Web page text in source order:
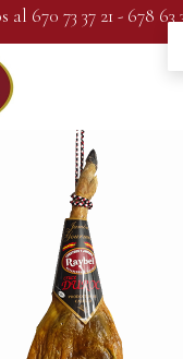
al 670 73 37 21 - 678 63